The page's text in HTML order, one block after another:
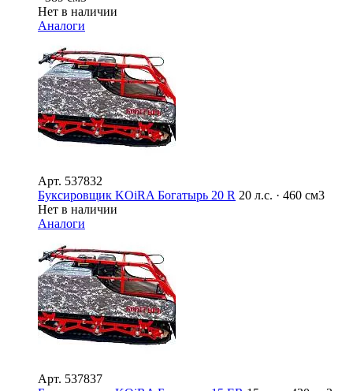
Нет в наличии
Аналоги
Арт. 537832
Буксировщик KOiRA Богатырь 20 R 20 л.с. · 460 см3
Нет в наличии
Аналоги
Арт. 537837